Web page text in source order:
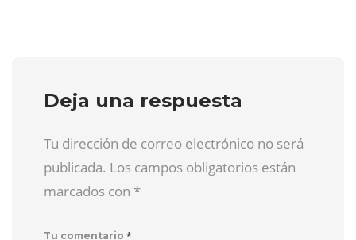
Deja una respuesta
Tu dirección de correo electrónico no será
publicada. Los campos obligatorios están
marcados con *
Tu comentario *